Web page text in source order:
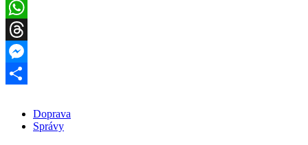
Facebook
WhatsApp
Threads
Messenger
Doprava
Správy